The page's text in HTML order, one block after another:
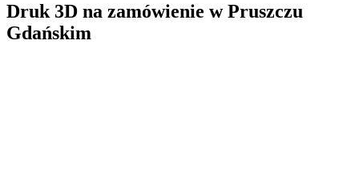
Druk 3D na zamówienie w Pruszczu
Gdańskim